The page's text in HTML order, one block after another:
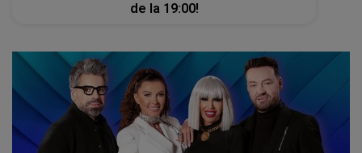
de la 19:00!